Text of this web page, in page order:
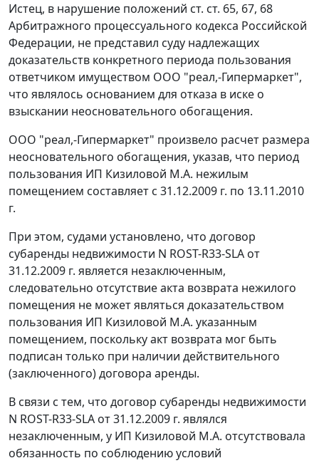
Истец, в нарушение положений ст. ст. 65, 67, 68
Арбитражного процессуального кодекса Российской
Федерации, не представил суду надлежащих
доказательств конкретного периода пользования
ответчиком имуществом ООО "реал,-Гипермаркет",
что являлось основанием для отказа в иске о
взыскании неосновательного обогащения.
ООО "реал,-Гипермаркет" произвело расчет размера
неосновательного обогащения, указав, что период
пользования ИП Кизиловой М.А. нежилым
помещением составляет с 31.12.2009 г. по 13.11.2010
г.
При этом, судами установлено, что договор
субаренды недвижимости N ROST-R33-SLA от
31.12.2009 г. является незаключенным,
следовательно отсутствие акта возврата нежилого
помещения не может являться доказательством
пользования ИП Кизиловой М.А. указанным
помещением, поскольку акт возврата мог быть
подписан только при наличии действительного
(заключенного) договора аренды.
В связи с тем, что договор субаренды недвижимости
N ROST-R33-SLA от 31.12.2009 г. являлся
незаключенным, у ИП Кизиловой М.А. отсутствовала
обязанность по соблюдению условий